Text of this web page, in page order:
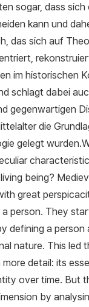
sogar, dass
kann und
das sich auf
im historischen
schlagt dabei
gegenwartigen
die
gelegt
being?
great
person. They
defining a person
nature. This led
detail: its
over time. But
by